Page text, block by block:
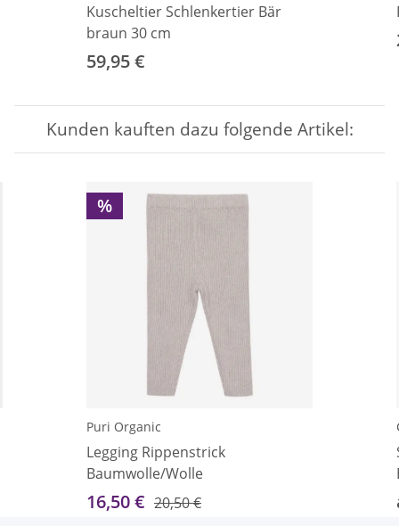
Kuscheltier Schlenkertier Bär
braun 30 cm
59,95 €
Kunden kauften dazu folgende Artikel:
%
Puri Organic
Legging Rippenstrick
Baumwolle/Wolle
16,50 € 20,50 €